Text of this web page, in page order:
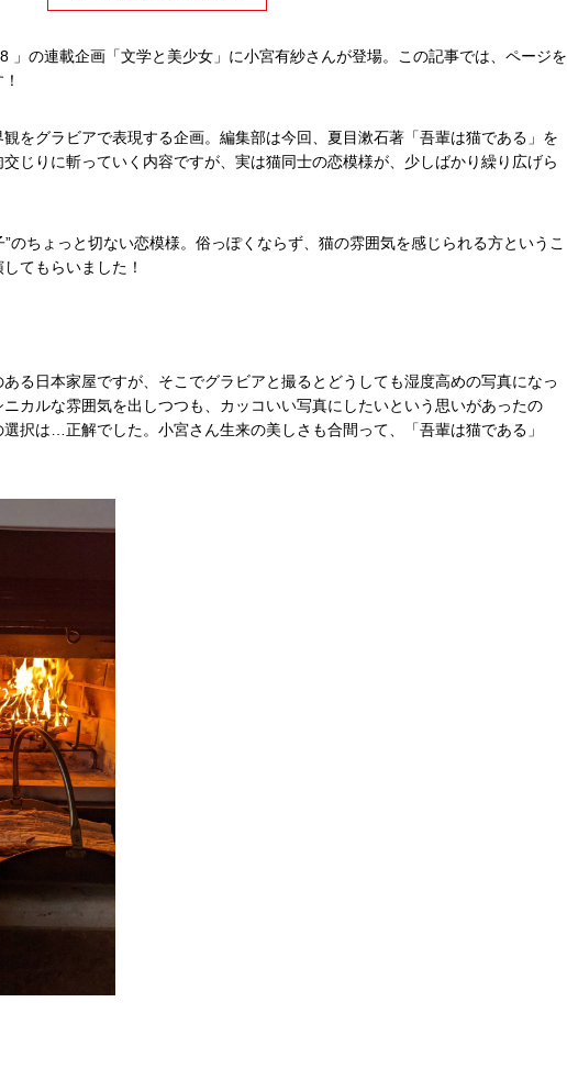
」の連載企画「文学と美少女」に小宮有紗さんが登場。この記事では、ページを
観をグラビアで表現する企画。編集部は今回、夏目漱石著「吾輩は猫である」を
じりに斬っていく内容ですが、実は猫同士の恋模様が、少しばかり繰り広げら
”のちょっと切ない恋模様。俗っぽくならず、猫の雰囲気を感じられる方というこ
てもらいました！
ある日本家屋ですが、そこでグラビアと撮るとどうしても湿度高めの写真になっ
カルな雰囲気を出しつつも、カッコいい写真にしたいという思いがあったの
択は…正解でした。小宮さん生来の美しさも合間って、「吾輩は猫である」